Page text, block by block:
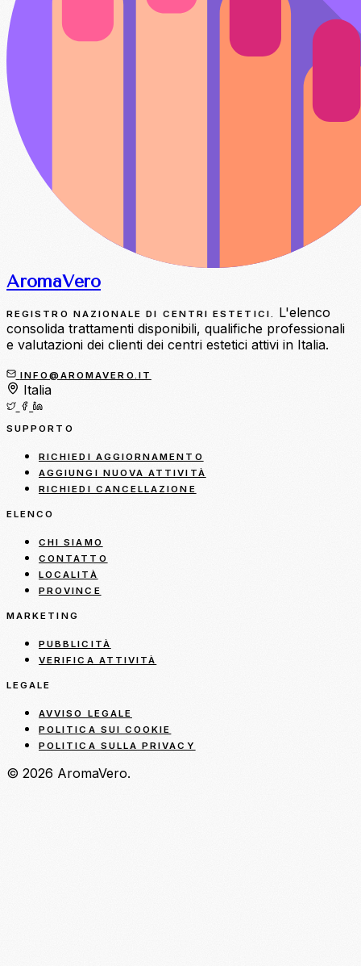
AromaVero
REGISTRO NAZIONALE DI CENTRI ESTETICI.
L'elenco
consolida trattamenti disponibili, qualifiche professionali
e valutazioni dei clienti dei centri estetici attivi in Italia.
INFO@AROMAVERO.IT
Italia
SUPPORTO
RICHIEDI AGGIORNAMENTO
AGGIUNGI NUOVA ATTIVITÀ
RICHIEDI CANCELLAZIONE
ELENCO
CHI SIAMO
CONTATTO
LOCALITÀ
PROVINCE
MARKETING
PUBBLICITÀ
VERIFICA ATTIVITÀ
LEGALE
AVVISO LEGALE
POLITICA SUI COOKIE
POLITICA SULLA PRIVACY
© 2026 AromaVero.